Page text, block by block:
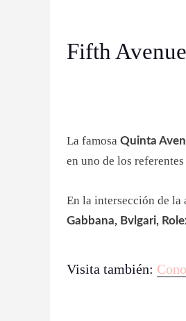
Fifth
La famosa Quinta
en uno de los
En la intersección de la
Gabbana, Bvlgari,
Visita también: